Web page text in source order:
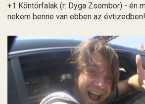
+1 Köntörfalak (r: Dyga Zsombor) - én
nekem benne van ebben az évtizedben!